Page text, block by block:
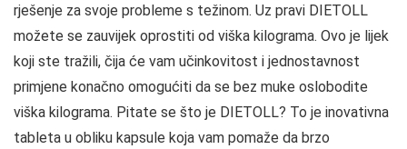
rješenje za svoje probleme s težinom. Uz pravi DIETOLL
možete se zauvijek oprostiti od viška kilograma. Ovo je lijek
koji ste tražili, čija će vam učinkovitost i jednostavnost
primjene konačno omogućiti da se bez muke oslobodite
viška kilograma. Pitate se što je DIETOLL? To je inovativna
tableta u obliku kapsule koja vam pomaže da brzo